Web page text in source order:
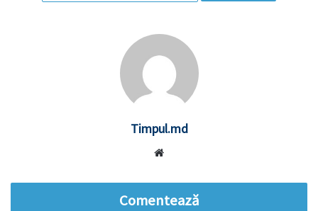
Timpul.md
Comentează